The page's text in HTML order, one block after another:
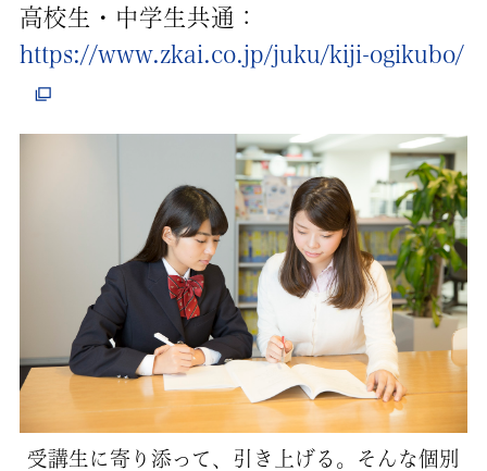
高校生・中学生共通：
https://www.zkai.co.jp/juku/kiji-ogikubo/
受講生に寄り添って、引き上げる。そんな個別